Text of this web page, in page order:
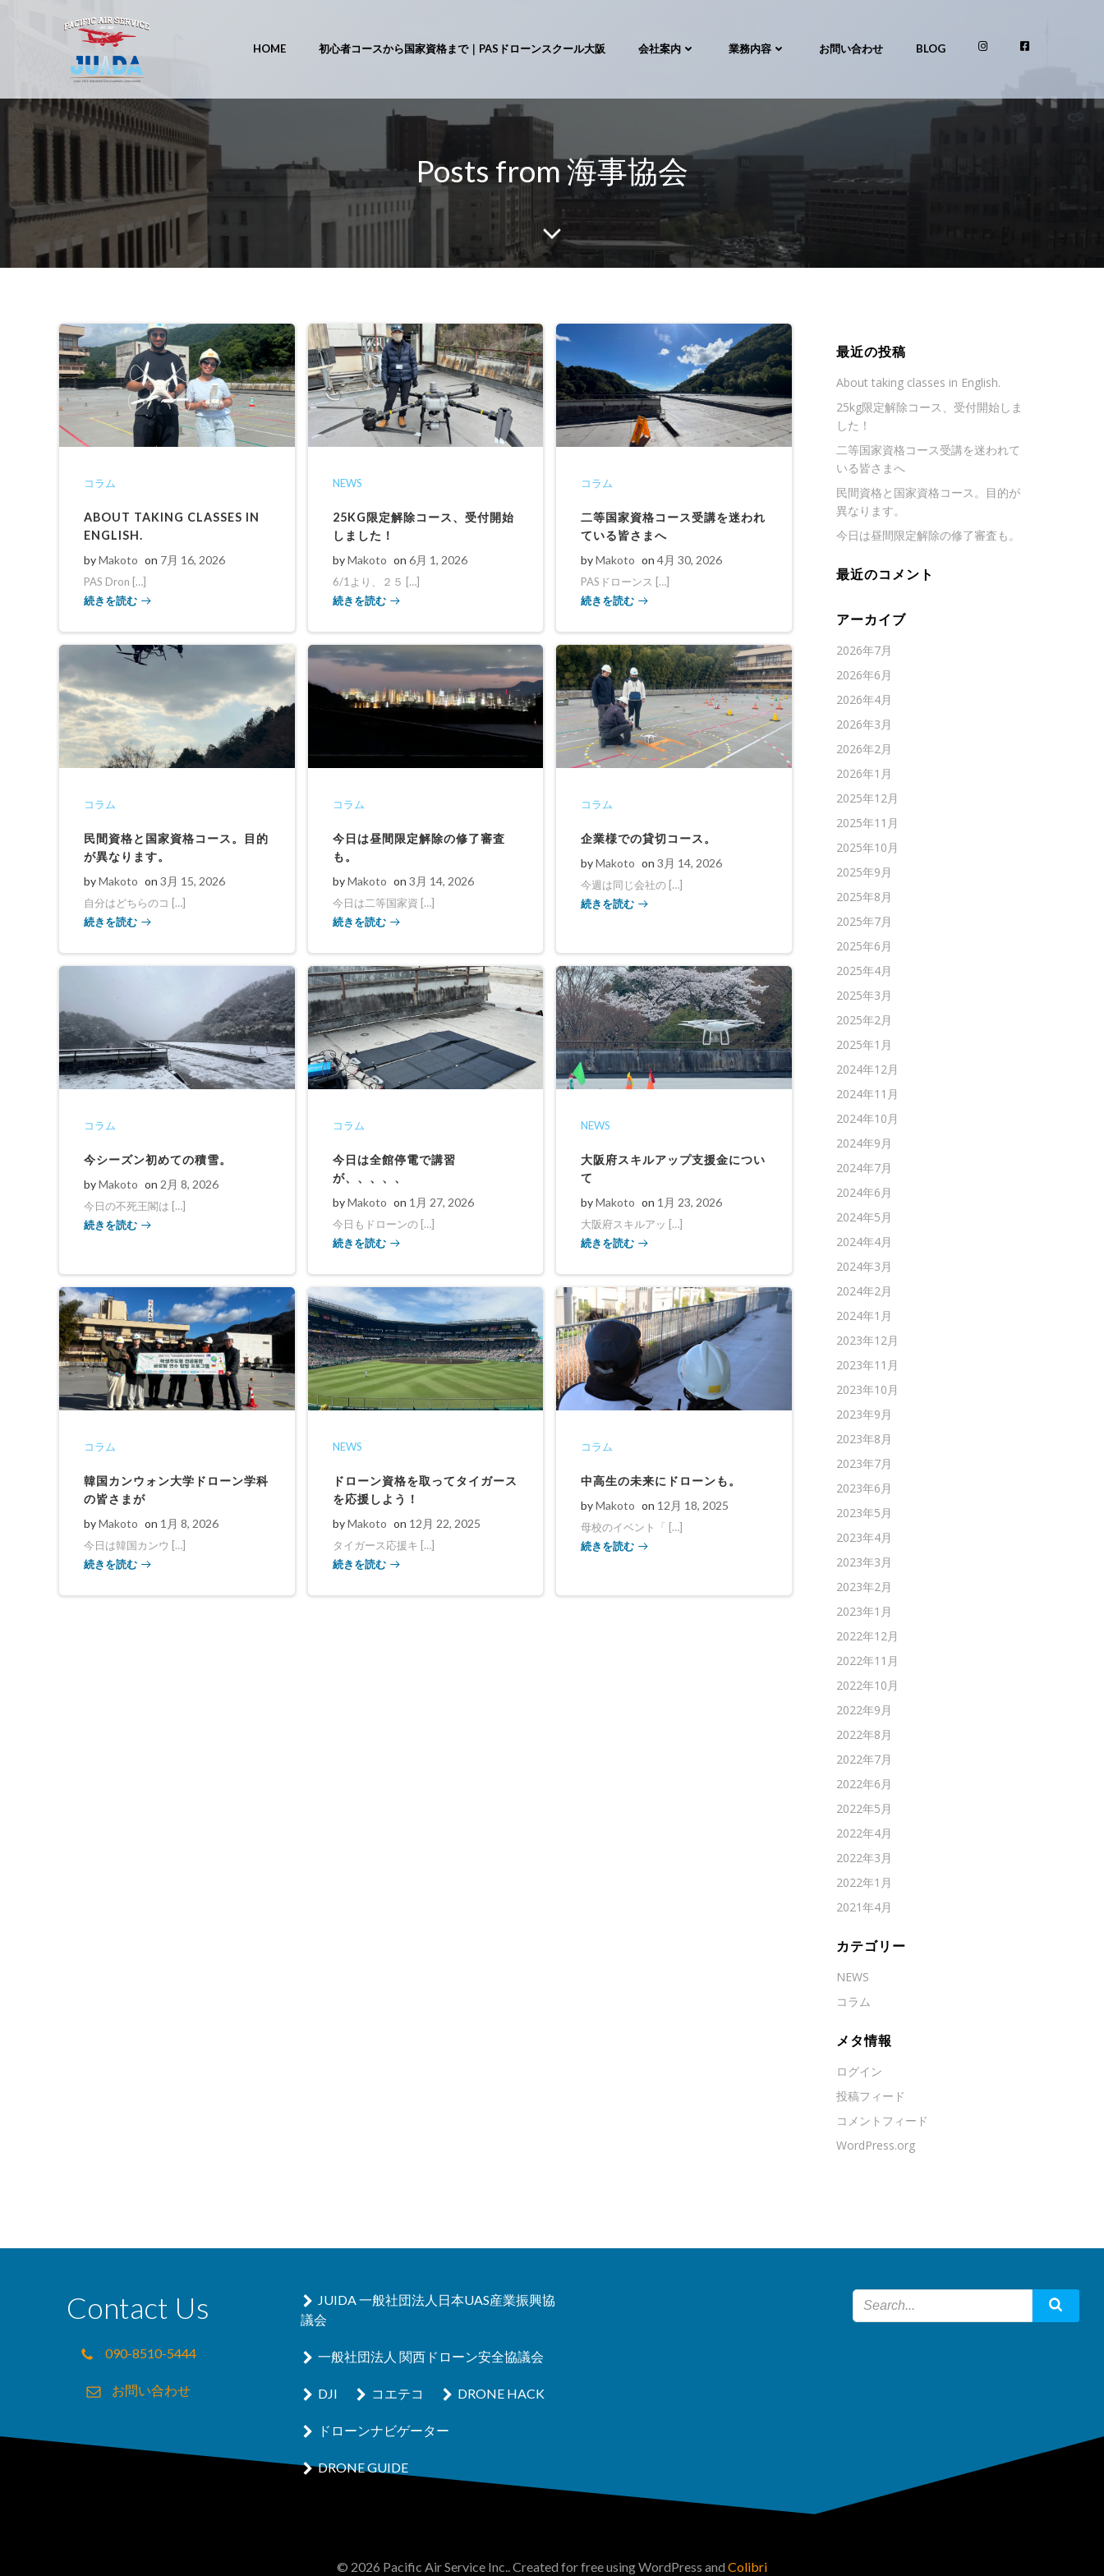
へ
HOME 初心者コースから国家資格まで｜PASドローンスクール大阪 会社案内 業務内容 お問い合わせ BLOG
Posts from 海事協会
コラム
ABOUT TAKING CLASSES IN
ENGLISH.
byMakoto on 7月 16, 2026
PAS Dron […]
続きを読む
NEWS
25KG限定解除コース、受付開始
しました！
byMakoto on 6月 1, 2026
6/1より、２５ […]
続きを読む
コラム
二等国家資格コース受講を迷われ
ている皆さまへ
byMakoto on 4月 30, 2026
PASドローンス […]
続きを読む
コラム
民間資格と国家資格コース。目的
が異なります。
byMakoto on 3月 15, 2026
自分はどちらのコ […]
続きを読む
コラム
今日は昼間限定解除の修了審査
も。
byMakoto on 3月 14, 2026
今日は二等国家資 […]
続きを読む
コラム
企業様での貸切コース。
byMakoto on 3月 14, 2026
今週は同じ会社の […]
続きを読む
コラム
今シーズン初めての積雪。
byMakoto on 2月 8, 2026
今日の不死王閣は […]
続きを読む
コラム
今日は全館停電で講習
が、、、、、
byMakoto on 1月 27, 2026
今日もドローンの […]
続きを読む
NEWS
大阪府スキルアップ支援金につい
て
byMakoto on 1月 23, 2026
大阪府スキルアッ […]
続きを読む
コラム
韓国カンウォン大学ドローン学科
の皆さまが
byMakoto on 1月 8, 2026
今日は韓国カンウ […]
続きを読む
NEWS
ドローン資格を取ってタイガース
を応援しよう！
byMakoto on 12月 22, 2025
タイガース応援キ […]
続きを読む
コラム
中高生の未来にドローンも。
byMakoto on 12月 18, 2025
母校のイベント「 […]
続きを読む
最近の投稿
About taking classes in English.
25kg限定解除コース、受付開始しま
した！
二等国家資格コース受講を迷われて
いる皆さまへ
民間資格と国家資格コース。目的が
異なります。
今日は昼間限定解除の修了審査も。
最近のコメント
アーカイブ
2026年7月
2026年6月
2026年4月
2026年3月
2026年2月
2026年1月
2025年12月
2025年11月
2025年10月
2025年9月
2025年8月
2025年7月
2025年6月
2025年4月
2025年3月
2025年2月
2025年1月
2024年12月
2024年11月
2024年10月
2024年9月
2024年7月
2024年6月
2024年5月
2024年4月
2024年3月
2024年2月
2024年1月
2023年12月
2023年11月
2023年10月
2023年9月
2023年8月
2023年7月
2023年6月
2023年5月
2023年4月
2023年3月
2023年2月
2023年1月
2022年12月
2022年11月
2022年10月
2022年9月
2022年8月
2022年7月
2022年6月
2022年5月
2022年4月
2022年3月
2022年1月
2021年4月
カテゴリー
NEWS
コラム
メタ情報
ログイン
投稿フィード
コメントフィード
WordPress.org
Contact Us
090-8510-5444
お問い合わせ
JUIDA 一般社団法人日本UAS産業振興協
議会
一般社団法人 関西ドローン安全協議会
DJI コエテコ DRONE HACK
ドローンナビゲーター
DRONE GUIDE
© 2026 Pacific Air Service Inc.. Created for free using WordPress and Colibri